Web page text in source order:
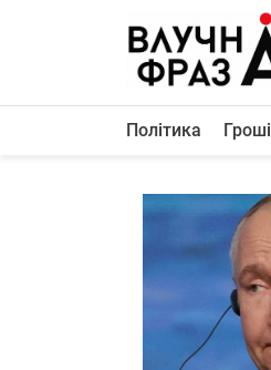
Політика
Життя
Лайфстайл
ТехноНаука
Людина
Політика Гроші